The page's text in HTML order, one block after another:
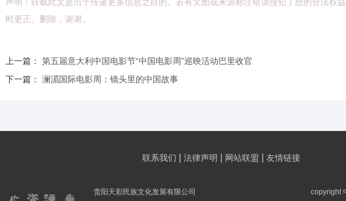
时更正、删除，谢谢。
上一篇： 第五届意大利中国电影节“中国电影周”巡映活动巴里收官
下一篇： 澜湄国际电影周：镜头里的中国故事
联系我们 法律声明 网站联盟 友情链接
贵阳天彩民族文化发展有限公司 copyright